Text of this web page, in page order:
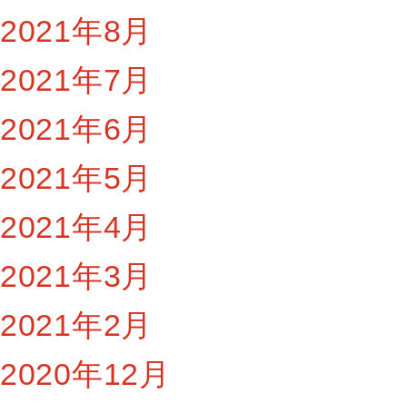
2021年8月
2021年7月
2021年6月
2021年5月
2021年4月
2021年3月
2021年2月
2020年12月